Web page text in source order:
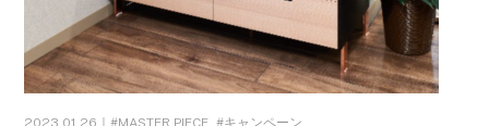
2023.01.26｜ MASTER PIECE キャンペーン